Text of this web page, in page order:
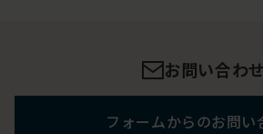
お問い合わせ
フォームからのお問い